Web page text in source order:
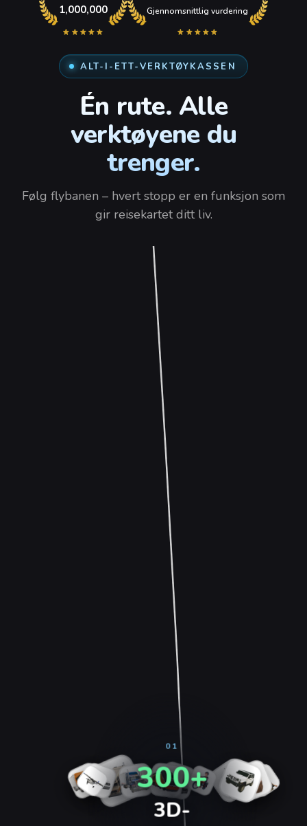
1,000,000 Gjennomsnittlig vurdering
ALT-I-ETT-VERKTØYKASSEN
Én rute. Alle
verktøyene du
trenger.
Følg flybanen – hvert stopp er en funksjon som
gir reisekartet ditt liv.
01
300+
3D-